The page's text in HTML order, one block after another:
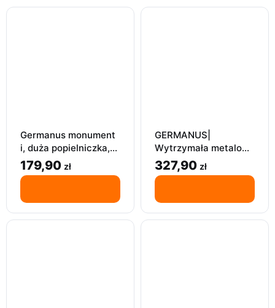
Germanus monument
i, duża popielniczka,
do cygara czarno-
Złota, 22×22 cm
179,90 zł
GERMANUS|
Wytrzymała metalowa
zapalniczka | srebrna
327,90 zł